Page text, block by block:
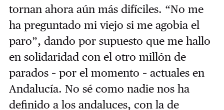
tornan ahora aún más difíciles. “No me
ha preguntado mi viejo si me agobia el
paro”, dando por supuesto que me hallo
en solidaridad con el otro millón de
parados – por el momento – actuales en
Andalucía. No sé como nadie nos ha
definido a los andaluces, con la de